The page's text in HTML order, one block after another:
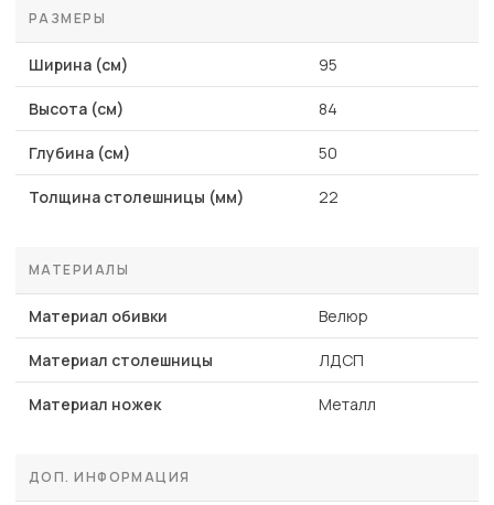
РАЗМЕРЫ
Ширина (см) 95
Высота (см) 84
Глубина (см) 50
Толщина столешницы (мм) 22
МАТЕРИАЛЫ
Материал обивки Велюр
Материал столешницы ЛДСП
Материал ножек Металл
ДОП. ИНФОРМАЦИЯ